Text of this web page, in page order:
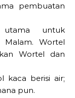
pembuatan
untuk
Malam. Wortel
Wortel dan
kaca berisi air;
pun.